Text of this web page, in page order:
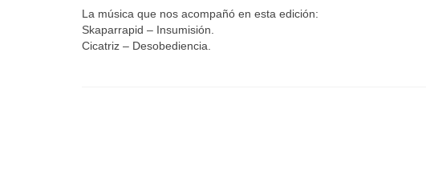
La música que nos acompañó en esta edición:
Skaparrapid – Insumisión.
Cicatriz – Desobediencia.